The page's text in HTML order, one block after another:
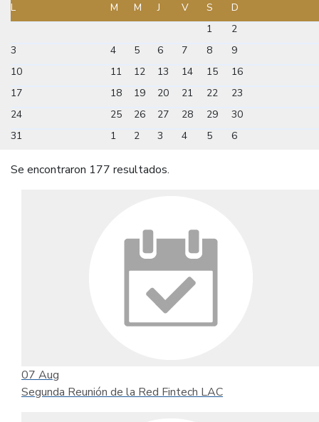
L M M J V S
D
1
2
3
4 5 6 7 8
9
10
11 12 13 14 15
16
17
18 19 20 21 22
23
24
25 26 27 28 29
30
31
1 2 3 4 5 6
Se encontraron 177 resultados.
07 Aug
Segunda Reunión de la Red Fintech LAC